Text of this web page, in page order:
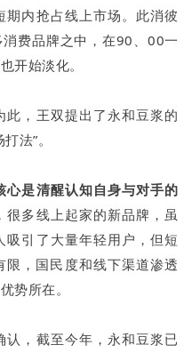
期内抢占线上市场。此消彼
费品牌之中，在90、00一
开始淡化。
，王双提出了永和豆浆的
法”。
心是清醒认知自身与对手的
很多线上起家的新品牌，虽
引了大量年轻用户，但短
，国民度和线下渠道渗透
势所在。
，截至今年，永和豆浆已